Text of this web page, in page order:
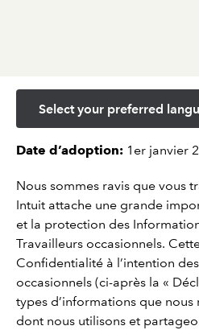
Select your preferred
Date d’adoption: 1er janvier
Nous sommes ravis que vous
Intuit attache une grande
et la protection des
Travailleurs occasionnels.
Confidentialité à l’intention
occasionnels (ci-après la «
types d’informations que
dont nous utilisons et